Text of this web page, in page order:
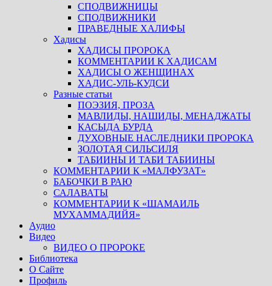
СПОДВИЖНИЦЫ
СПОДВИЖНИКИ
ПРАВЕДНЫЕ ХАЛИФЫ
Хадисы
ХАДИСЫ ПРОРОКА
КОММЕНТАРИИ К ХАДИСАМ
ХАДИСЫ О ЖЕНЩИНАХ
ХАДИС-УЛЬ-КУДСИ
Разные статьи
ПОЭЗИЯ, ПРОЗА
МАВЛИДЫ, НАШИДЫ, МЕНАДЖАТЫ
КАСЫДА БУРДА
ДУХОВНЫЕ НАСЛЕДНИКИ ПРОРОКА
ЗОЛОТАЯ СИЛЬСИЛЯ
ТАБИИНЫ И ТАБИ ТАБИИНЫ
КОММЕНТАРИИ К «МАЛФУЗАТ»
БАБОЧКИ В РАЮ
САЛАВАТЫ
КОММЕНТАРИИ К «ШАМАИЛЬ
МУХАММАДИЙЯ»
Аудио
Видео
ВИДЕО О ПРОРОКЕ
Библиотека
О Сайте
Профиль